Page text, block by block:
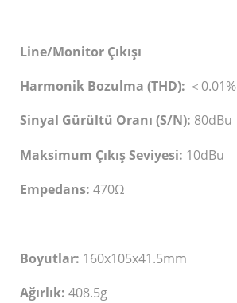
Line/Monitor Çıkışı
Harmonik Bozulma (THD): ＜ 0.01%
Sinyal Gürültü Oranı (S/N): 80dBu
Maksimum Çıkış Seviyesi: 10dBu
Empedans: 470Ω
Boyutlar: 160x105x41.5mm
Ağırlık: 408.5g